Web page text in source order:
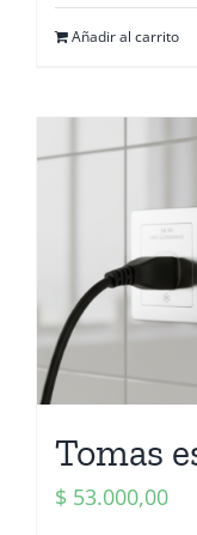
Añadir al carrito
Tomas
$ 53.000,00